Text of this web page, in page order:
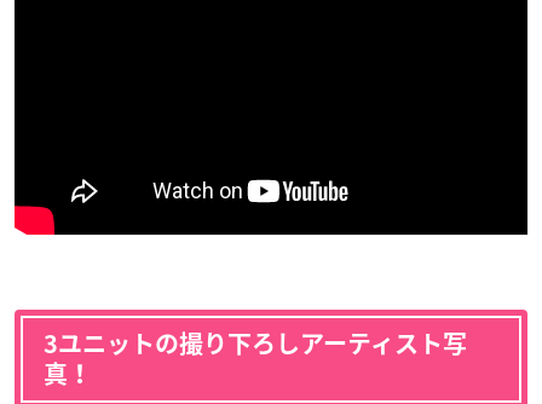
3ユニットの撮り下ろしアーティスト写
真！